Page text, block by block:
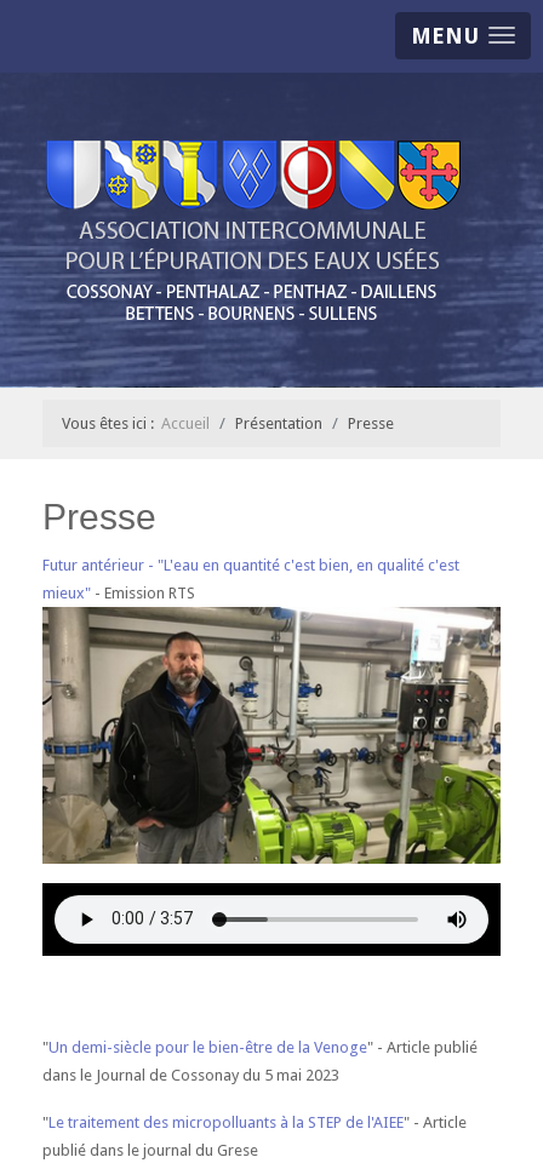
MENU
Vous êtes ici : Accueil Présentation Presse
Presse
Futur antérieur - "L'eau en quantité c'est bien, en qualité c'est
mieux" - Emission RTS
"Un demi-siècle pour le bien-être de la Venoge" - Article publié
dans le Journal de Cossonay du 5 mai 2023
"Le traitement des micropolluants à la STEP de l'AIEE" - Article
publié dans le journal du Grese